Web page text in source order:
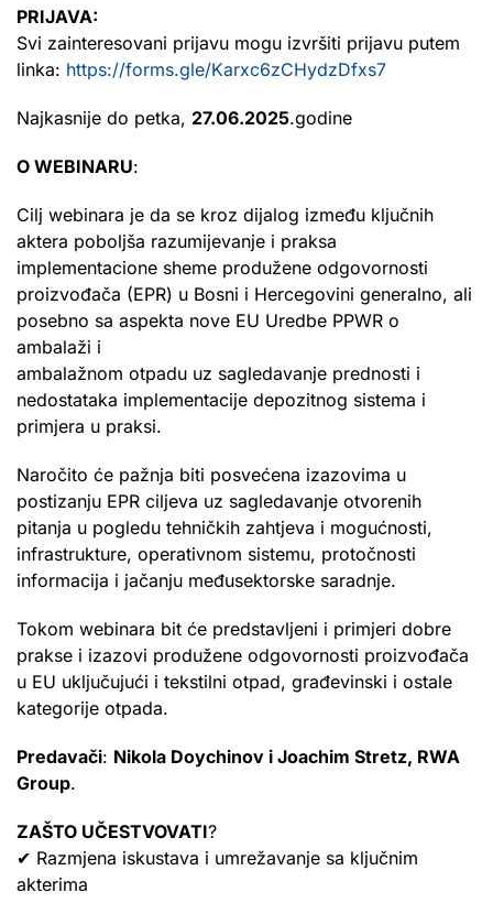
PRIJAVA:
Svi zainteresovani prijavu mogu izvršiti prijavu putem
linka: https://forms.gle/Karxc6zCHydzDfxs7
Najkasnije do petka, 27.06.2025.godine
O WEBINARU:
Cilj webinara je da se kroz dijalog između ključnih
aktera poboljša razumijevanje i praksa
implementacione sheme produžene odgovornosti
proizvođača (EPR) u Bosni i Hercegovini generalno, ali
posebno sa aspekta nove EU Uredbe PPWR o
ambalaži i
ambalažnom otpadu uz sagledavanje prednosti i
nedostataka implementacije depozitnog sistema i
primjera u praksi.
Naročito će pažnja biti posvećena izazovima u
postizanju EPR ciljeva uz sagledavanje otvorenih
pitanja u pogledu tehničkih zahtjeva i mogućnosti,
infrastrukture, operativnom sistemu, protočnosti
informacija i jačanju međusektorske saradnje.
Tokom webinara bit će predstavljeni i primjeri dobre
prakse i izazovi produžene odgovornosti proizvođača
u EU uključujući i tekstilni otpad, građevinski i ostale
kategorije otpada.
Predavači: Nikola Doychinov i Joachim Stretz, RWA
Group.
ZAŠTO UČESTVOVATI?
✔ Razmjena iskustava i umrežavanje sa ključnim
akterima